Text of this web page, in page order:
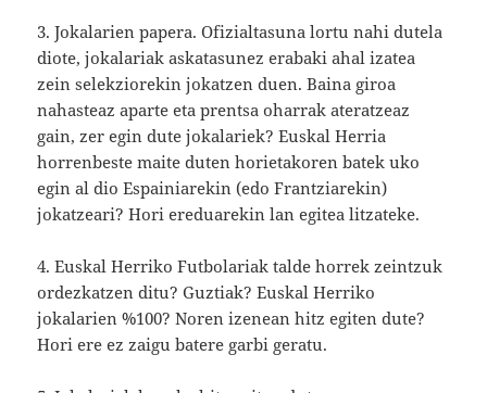
3. Jokalarien papera. Ofizialtasuna lortu nahi dutela
diote, jokalariak askatasunez erabaki ahal izatea
zein selekziorekin jokatzen duen. Baina giroa
nahasteaz aparte eta prentsa oharrak ateratzeaz
gain, zer egin dute jokalariek? Euskal Herria
horrenbeste maite duten horietakoren batek uko
egin al dio Espainiarekin (edo Frantziarekin)
jokatzeari? Hori ereduarekin lan egitea litzateke.
4. Euskal Herriko Futbolariak talde horrek zeintzuk
ordezkatzen ditu? Guztiak? Euskal Herriko
jokalarien %100? Noren izenean hitz egiten dute?
Hori ere ez zaigu batere garbi geratu.